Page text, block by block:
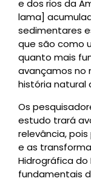
e dos rios da
lama]
sedimentares
que são como
quanto mais
avançamos no
história natural
Os
estudo trará
relevância,
e as
Hidrográfica do
fundamentais